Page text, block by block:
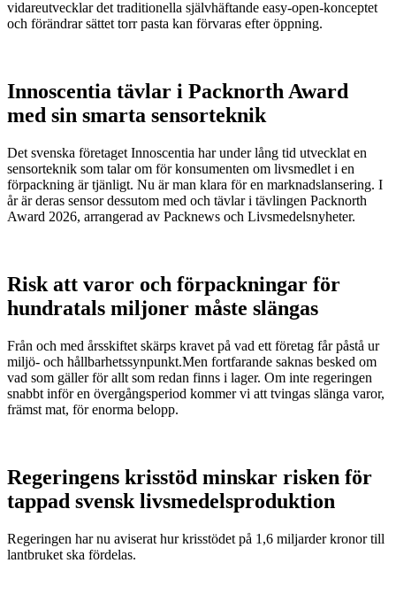
vidareutvecklar det traditionella självhäftande easy-open-konceptet
och förändrar sättet torr pasta kan förvaras efter öppning.
Innoscentia tävlar i Packnorth Award
med sin smarta sensorteknik
Det svenska företaget Innoscentia har under lång tid utvecklat en
sensorteknik som talar om för konsumenten om livsmedlet i en
förpackning är tjänligt. Nu är man klara för en marknadslansering. I
år är deras sensor dessutom med och tävlar i tävlingen Packnorth
Award 2026, arrangerad av Packnews och Livsmedelsnyheter.
Risk att varor och förpackningar för
hundratals miljoner måste slängas
Från och med årsskiftet skärps kravet på vad ett företag får påstå ur
miljö- och hållbarhetssynpunkt.Men fortfarande saknas besked om
vad som gäller för allt som redan finns i lager. Om inte regeringen
snabbt inför en övergångsperiod kommer vi att tvingas slänga varor,
främst mat, för enorma belopp.
Regeringens krisstöd minskar risken för
tappad svensk livsmedelsproduktion
Regeringen har nu aviserat hur krisstödet på 1,6 miljarder kronor till
lantbruket ska fördelas.